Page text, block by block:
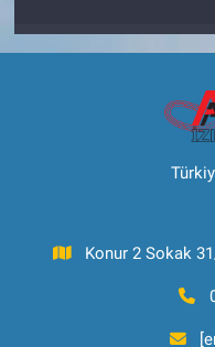
Konur 2 Sokak